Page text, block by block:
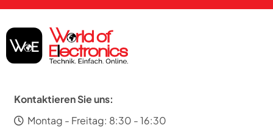
Kontaktieren Sie uns:
Montag - Freitag: 8:30 - 16:30